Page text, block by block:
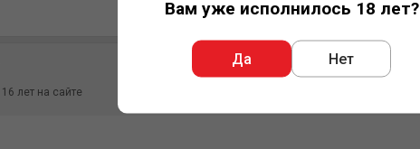
Вам уже исполнилось 18 лет?
Да Нет
16 лет на сайте